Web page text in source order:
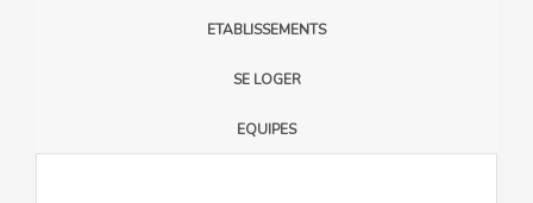
ETABLISSEMENTS
SE LOGER
EQUIPES